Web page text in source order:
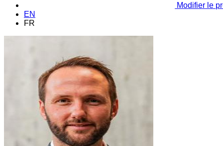
Modifier le
EN
FR